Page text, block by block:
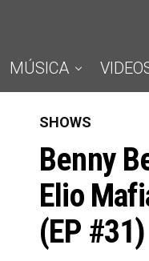
MÚSICA
SHOWS
Benny
Elio
(EP #31)